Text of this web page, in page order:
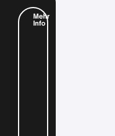
Mehr
Info